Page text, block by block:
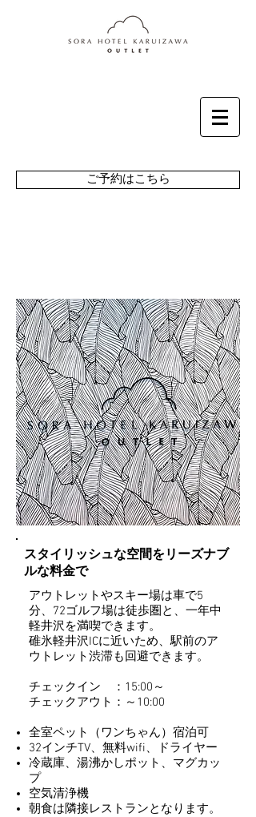
ご予約はこちら
スタイリッシュな空間をリーズナブ
ルな料金で
アウトレットやスキー場は車で5
分、72ゴルフ場は徒歩圏と、一年中
軽井沢を満喫できます。
​碓氷軽井沢ICに近いため、駅前のア
ウトレット渋滞も回避できます。
チェックイン ：15:00～
チェックアウト：～10:00
全室ペット（ワンちゃん）宿泊可
32インチTV、無料wifi、ドライヤー
冷蔵庫、湯沸かしポット、マグカッ
プ
空気清浄機
朝食は隣接レストランとなります。